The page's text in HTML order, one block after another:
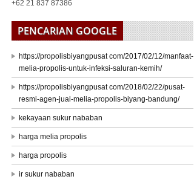
+62 21 837 87386
PENCARIAN GOOGLE
https://propolisbiyangpusat com/2017/02/12/manfaat-
melia-propolis-untuk-infeksi-saluran-kemih/
https://propolisbiyangpusat com/2018/02/22/pusat-
resmi-agen-jual-melia-propolis-biyang-bandung/
kekayaan sukur nababan
harga melia propolis
harga propolis
ir sukur nababan